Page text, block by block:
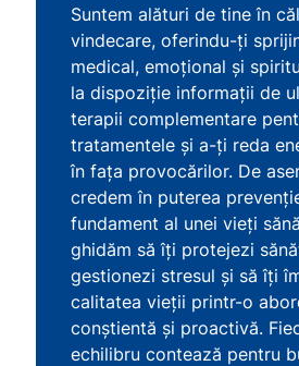
Suntem alături de tine în
vindecare, oferindu-ți
medical, emoțional și
la dispoziție informații de
terapii complementare
tratamentele și a-ți reda
în fața provocărilor. De
credem în puterea
fundament al unei vieți
ghidăm să îți protejezi
gestionezi stresul și să îți
calitatea vieții printr-o
conștientă și proactivă.
echilibru contează pentru